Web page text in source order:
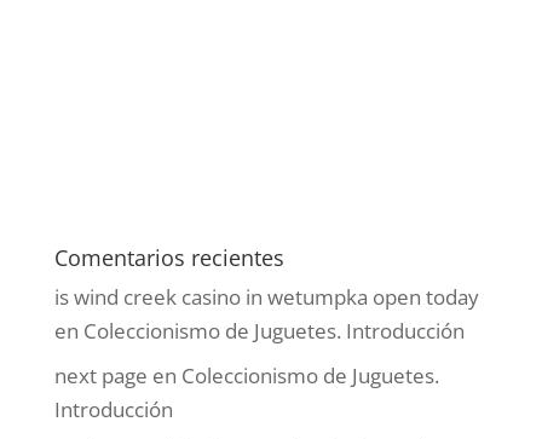
Comentarios recientes
is wind creek casino in wetumpka open today
en Coleccionismo de Juguetes. Introducción
next page en Coleccionismo de Juguetes.
Introducción